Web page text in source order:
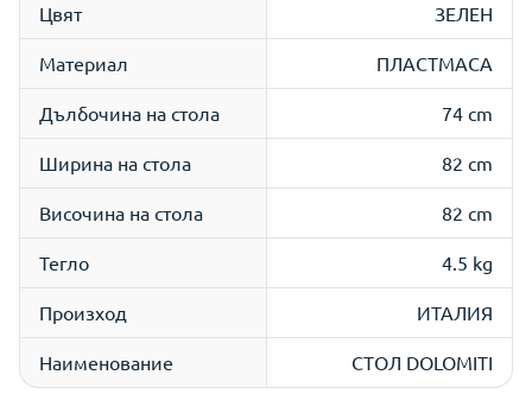
Цвят ЗЕЛЕН
Материал ПЛАСТМАСА
Дълбочина на стола 74 cm
Ширина на стола 82 cm
Височина на стола 82 cm
Тегло 4.5 kg
Произход ИТАЛИЯ
Наименование СТОЛ DOLOMITI